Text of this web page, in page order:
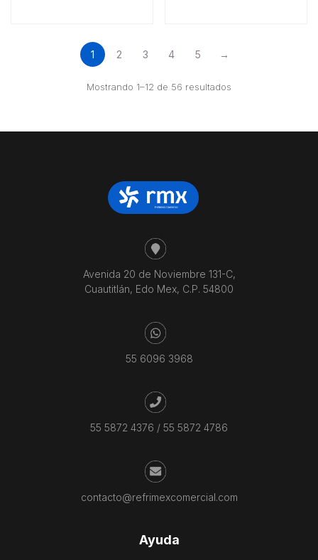
1 2 3 4 5 →
Mostrando 1–12 de 56 resultados
Avenida 20 de Noviembre 131-C,
Cuautitlán, Edo Mex, C.P. 54800
55 6096 3968
55 5872 4376 / 55 5872 4786
contacto@refrimexcomercial.com
Ayuda